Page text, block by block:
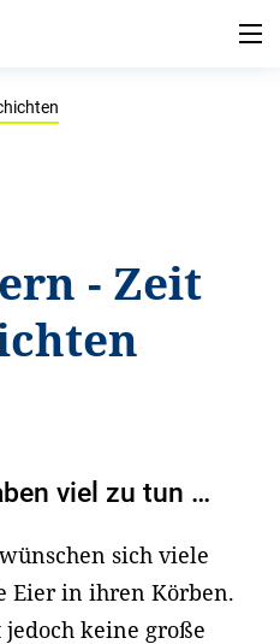
- Zeit
viel zu tun …
sich viele
Eier in ihren Körben.
keine große